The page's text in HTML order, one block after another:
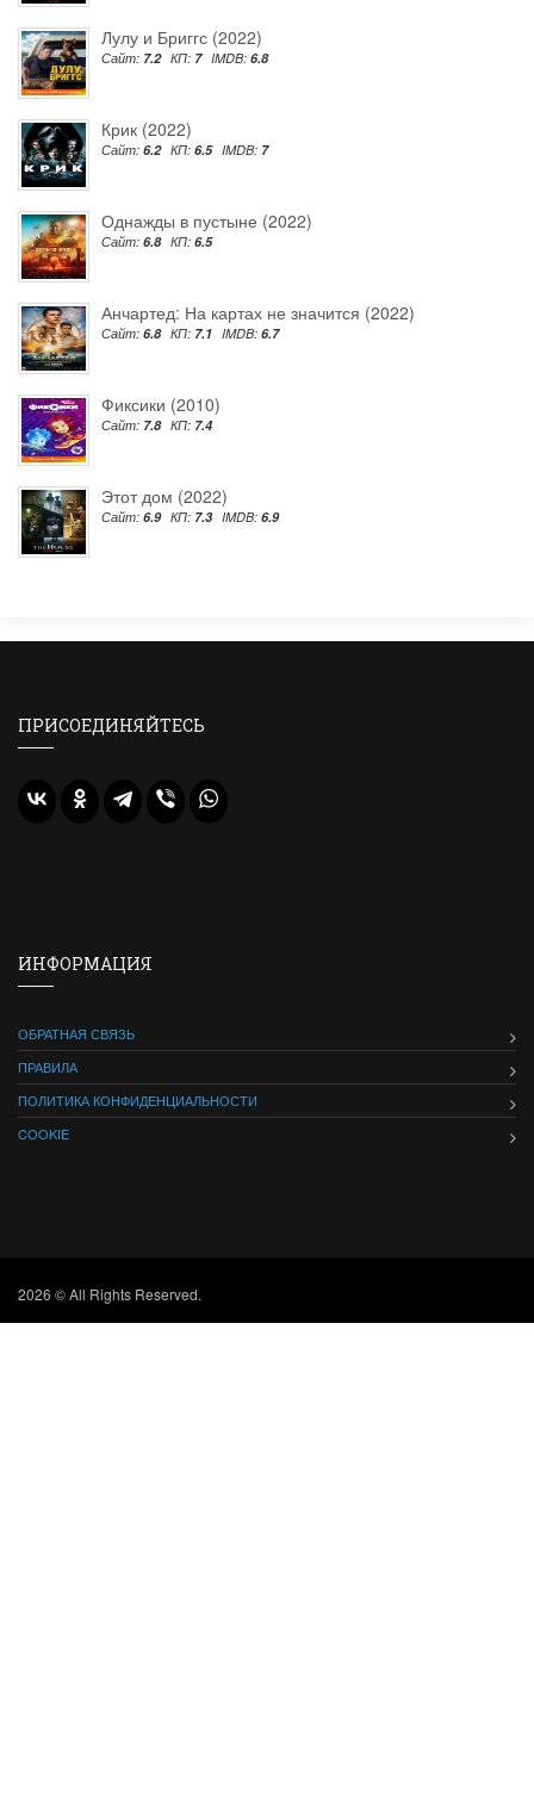
Лулу и Бриггс (2022)
Сайт: 7.2 КП: 7 IMDB: 6.8
Крик (2022)
Сайт: 6.2 КП: 6.5 IMDB: 7
Однажды в пустыне (2022)
Сайт: 6.8 КП: 6.5
Анчартед: На картах не значится (2022)
Сайт: 6.8 КП: 7.1 IMDB: 6.7
Фиксики (2010)
Сайт: 7.8 КП: 7.4
Этот дом (2022)
Сайт: 6.9 КП: 7.3 IMDB: 6.9
ПРИСОЕДИНЯЙТЕСЬ
ИНФОРМАЦИЯ
ОБРАТНАЯ СВЯЗЬ
ПРАВИЛА
ПОЛИТИКА КОНФИДЕНЦИАЛЬНОСТИ
COOKIE
2026 © All Rights Reserved.